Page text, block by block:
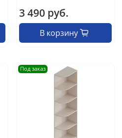
3 490 руб.
В корзину
Под заказ